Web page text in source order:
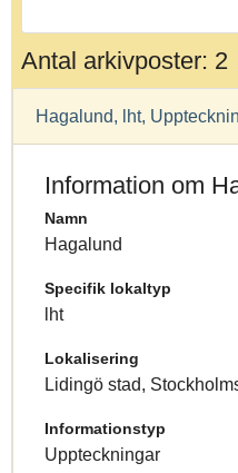
Antal arkivposter: 2
Hagalund, lht,
Information om
Namn
Hagalund
Specifik lokaltyp
lht
Lokalisering
Lidingö stad,
Informationstyp
Uppteckningar